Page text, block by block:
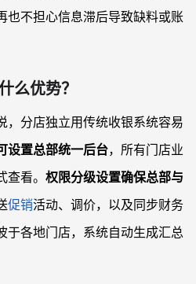
也不担心信息滞后导致缺料或账
么优势？
，分店独立用传统收银系统容易
设置总部统一后台，所有门店业
看。 权限分级设置确保总部与
促销活动、调价，以及同步财务
于各地门店，系统自动生成汇总